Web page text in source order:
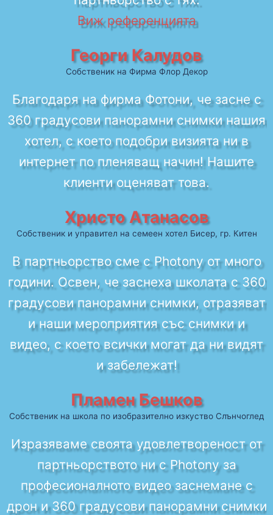
Виж референцията
Георги Калудов
Собственик на Фирма Флор Декор
Благодаря на фирма Фотони, че засне с
360 градусови панорамни снимки нашия
хотел, с което подобри визията ни в
интернет по пленяващ начин! Нашите
клиенти оценяват това.
Христо Атанасов
Собственик и управител на семеен хотел Бисер, гр. Китен
В партньорство сме с Photony от много
години. Освен, че заснеха школата с 360
градусови панорамни снимки, отразяват
и наши мероприятия със снимки и
видео, с което всички могат да ни видят
и забележат!
Пламен Бешков
Собственик на школа по изобразително изкуство Слънчоглед
Изразяваме своята удовлетвореност от
партньорството ни с Photony за
професионалното видео заснемане с
дрон и 360 градусови панорамни снимки